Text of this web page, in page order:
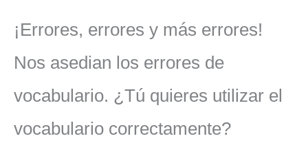
¡Errores, errores y más errores!
Nos asedian los errores de
vocabulario. ¿Tú quieres utilizar el
vocabulario correctamente?